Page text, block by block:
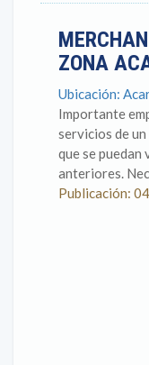
ZONA
Ubicación:
Importante
servicios de
que se
anteriores.
Publicación: